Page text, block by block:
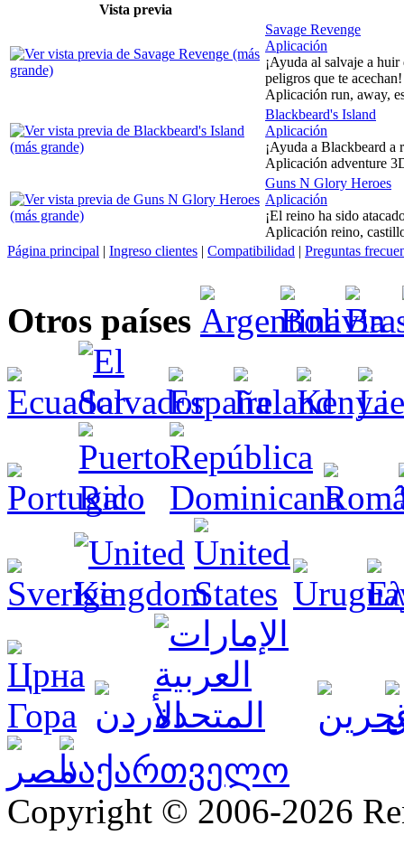
Vista previa
Savage Revenge
Aplicación
¡Ayuda al salvaje a
peligros que te acechan!
Aplicación run, away,
Blackbeard's Island
Aplicación
¡Ayuda a Blackbeard a
Aplicación adventure
Guns N Glory Heroes
Aplicación
¡El reino ha sido
Aplicación reino,
Página principal | Ingreso clientes | Compatibilidad | Preguntas
Otros países
Copyright © 2006-2026